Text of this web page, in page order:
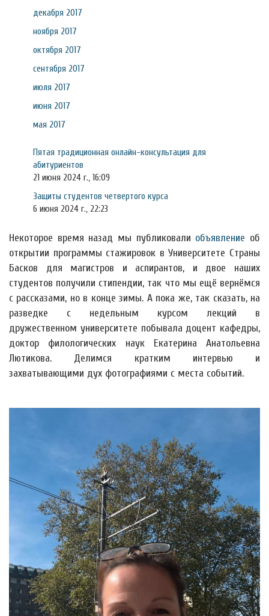
декабря 2017
ноября 2017
октября 2017
сентября 2017
июля 2017
июня 2017
мая 2017
Пятая традиционная онлайн-консультация для
абитуриентов
21 июня 2024 г., 16:09
Защиты студентов четвертого курса
6 июня 2024 г., 22:23
Некоторое время назад мы публиковали объявление об
открытии программы стажировок в Университете Страны
Басков для магистров и аспирантов, и двое наших
студентов получили стипендии, так что мы ещё вернёмся
с рассказами, но в конце зимы. А пока же, так сказать, на
разведке с недельным курсом лекций в
дружественном университете побывала доцент кафедры,
доктор филологических наук Екатерина Анатольевна
Лютикова. Делимся кратким интервью и
захватывающими дух фотографиями с места событий.